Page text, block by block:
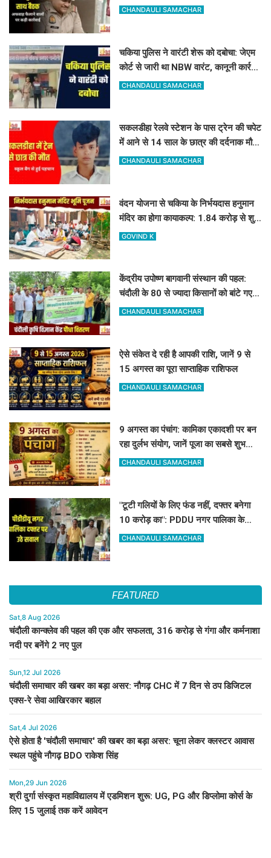
वालों को चेतावनी
CHANDAULI SAMACHAR
चकिया पुलिस ने वारंटी शेरू को दबोचा: जेएम
कोर्ट से जारी था NBW वारंट, कानूनी कार्रवाई
शुरू
CHANDAULI SAMACHAR
सकलडीहा रेलवे स्टेशन के पास ट्रेन की चपेट
में आने से 14 साल के छात्र की दर्दनाक मौत,
स्कूल बैग से हुई पहचान
CHANDAULI SAMACHAR
वंदन योजना से चकिया के निर्भयदास हनुमान
मंदिर का होगा कायाकल्प: 1.84 करोड़ से शुरू
हुआ भव्य निर्माण कार्य
GOVIND K
केंद्रीय उपोष्ण बागवानी संस्थान की पहल:
चंदौली के 80 से ज्यादा किसानों को बांटे गए
आम, आंवला और अमरूद के पौधे
CHANDAULI SAMACHAR
ऐसे संकेत दे रही है आपकी राशि, जानें 9 से
15 अगस्त का पूरा साप्ताहिक राशिफल
CHANDAULI SAMACHAR
9 अगस्त का पंचांग: कामिका एकादशी पर बन
रहा दुर्लभ संयोग, जानें पूजा का सबसे शुभ
मुहूर्त और राहुकाल
CHANDAULI SAMACHAR
"टूटी गलियों के लिए फंड नहीं, दफ्तर बनेगा
10 करोड़ का": PDDU नगर पालिका के
प्लान पर बोले-संतोष पाठक
CHANDAULI SAMACHAR
FEATURED
Sat,8 Aug 2026
चंदौली कान्क्लेव की पहल की एक और सफलता, 316 करोड़ से गंगा और कर्मनाशा
नदी पर बनेंगे 2 नए पुल
Sun,12 Jul 2026
चंदौली समाचार की खबर का बड़ा असर: नौगढ़ CHC में 7 दिन से ठप डिजिटल
एक्स-रे सेवा आखिरकार बहाल
Sat,4 Jul 2026
ऐसे होता है 'चंदौली समाचार' की खबर का बड़ा असर: चूना लेकर क्लस्टर आवास
स्थल पहुंचे नौगढ़ BDO राकेश सिंह
Mon,29 Jun 2026
श्री दुर्गा संस्कृत महाविद्यालय में एडमिशन शुरू: UG, PG और डिप्लोमा कोर्स के
लिए 15 जुलाई तक करें आवेदन